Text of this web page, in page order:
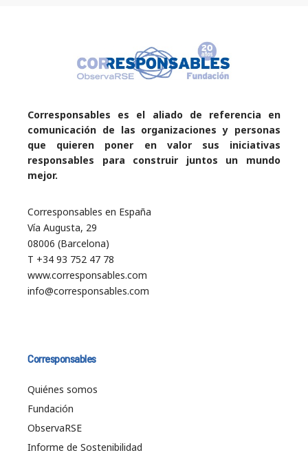
Corresponsables es el aliado de referencia en
comunicación de las organizaciones y personas
que quieren poner en valor sus iniciativas
responsables para construir juntos un mundo
mejor.
Corresponsables en España
Vía Augusta, 29
08006 (Barcelona)
T +34 93 752 47 78
www.corresponsables.com
info@corresponsables.com
Corresponsables
Quiénes somos
Fundación
ObservaRSE
Informe de Sostenibilidad